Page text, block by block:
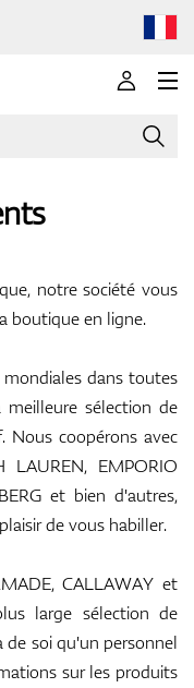
notre société vous
boutique en ligne.
dans toutes
meilleure sélection de
Nous coopérons avec
LAUREN, EMPORIO
et bien d'autres,
de vous habiller.
CALLAWAY et
large sélection de
de soi qu'un personnel
sur les produits